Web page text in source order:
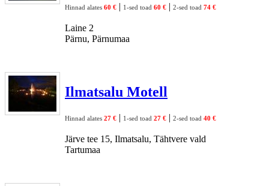
Hinnad alates 60 € | 1-sed toad 60 € | 2-sed toad 74 €
Laine 2
Pärnu, Pärnumaa
Ilmatsalu Motell
Hinnad alates 27 € | 1-sed toad 27 € | 2-sed toad 40 €
Järve tee 15, Ilmatsalu, Tähtvere vald
Tartumaa